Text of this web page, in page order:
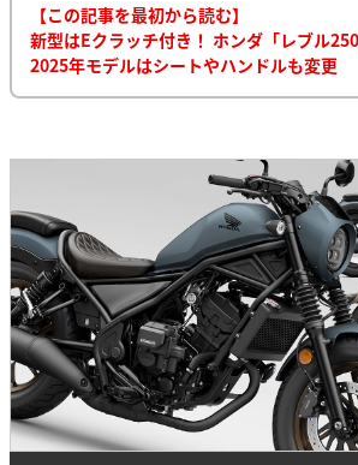
【この記事を最初から読む】
新型はEクラッチ付き！ ホンダ「レブル250
2025年モデルはシートやハンドルも変更